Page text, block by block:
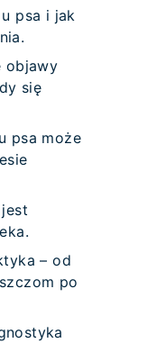
psa i jak
objawy
się
psa może
– od
po